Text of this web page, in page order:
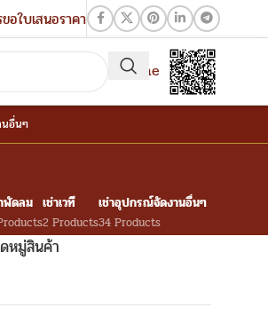
อใบเสนอราคา
QR-Line
อื่นๆ
พัดลม เช่าเวที
2 Products
เช่าอุปกรณ์จัดงานอื่นๆ
34 Products
หมู่สินค้า